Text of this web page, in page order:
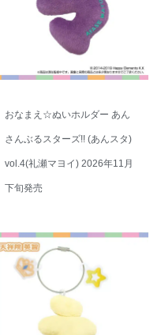
おなまえ☆ぬいホルダー あん
さんぶるスターズ!! (あんスタ)
vol.4(礼瀬マヨイ) 2026年11月
下旬発売